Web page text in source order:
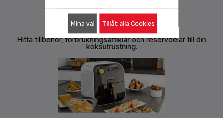
Hitta tillbehör, förbrukningsartiklar och reservdelar till din
köksutrustning.
Mina val Tillåt alla Cookies